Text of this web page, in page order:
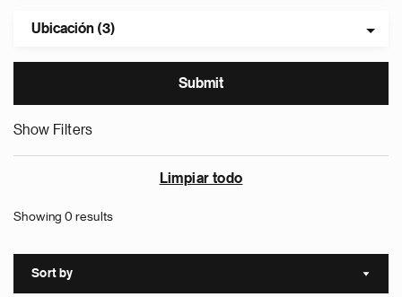
Ubicación (3)
Show Filters
Limpiar todo
Showing 0 results
Sort by Sort